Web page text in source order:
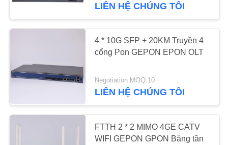
VỀ
QUAN
NHÀ
GPON ONU
66
60
LIÊN HỆ CHÚNG TÔI
4 * 10G SFP + 20KM Truyền 4
cổng Pon GEPON EPON OLT
Negotiation MOQ:10
LIÊN HỆ CHÚNG TÔI
FTTH 2 * 2 MIMO 4GE CATV
WIFI GEPON GPON Băng tần